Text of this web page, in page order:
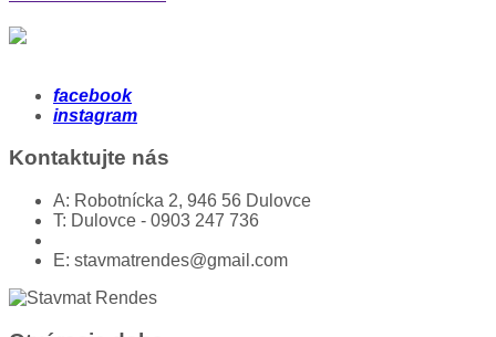
facebook
instagram
Kontaktujte nás
A: Robotnícka 2, 946 56 Dulovce
T: Dulovce - 0903 247 736
E: stavmatrendes@gmail.com